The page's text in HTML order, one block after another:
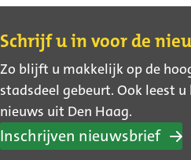
Contact
Schrijf u in voor de
Zo blijft u makkelijk op de
stadsdeel gebeurt. Ook leest
nieuws uit Den Haag.
Inschrijven nieuwsbrief